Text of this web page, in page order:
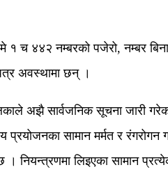
१ च ४४२ नम्बरको पजेरो, नम्बर
अवस्थामा छन् ।
अझै सार्वजनिक सूचना जारी
सामान मर्मत र रंगरोगन
लिइएका सामान प्रत्येक